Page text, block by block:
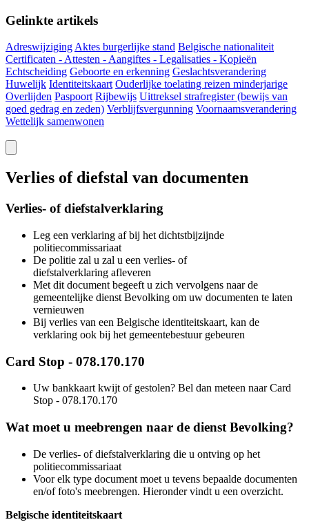
Gelinkte artikels
Adreswijziging Aktes burgerlijke stand Belgische nationaliteit
Certificaten - Attesten - Aangiftes - Legalisaties - Kopieën
Echtscheiding Geboorte en erkenning Geslachtsverandering
Huwelijk Identiteitskaart Ouderlijke toelating reizen minderjarige
Overlijden Paspoort Rijbewijs Uittreksel strafregister (bewijs van
goed gedrag en zeden) Verblijfsvergunning Voornaamsverandering
Wettelijk samenwonen
Verlies of diefstal van documenten
Verlies- of diefstalverklaring
Leg een verklaring af bij het dichtstbijzijnde
politiecommissariaat
De politie zal u zal u een verlies- of
diefstalverklaring afleveren
Met dit document begeeft u zich vervolgens naar de
gemeentelijke dienst Bevolking om uw documenten te laten
vernieuwen
Bij verlies van een Belgische identiteitskaart, kan de
verklaring ook bij het gemeentebestuur gebeuren
Card Stop - 078.170.170
Uw bankkaart kwijt of gestolen? Bel dan meteen naar Card
Stop - 078.170.170
Wat moet u meebrengen naar de dienst Bevolking?
De verlies- of diefstalverklaring die u ontving op het
politiecommissariaat
Voor elk type document moet u tevens bepaalde documenten
en/of foto's meebrengen. Hieronder vindt u een overzicht.
Belgische identiteitskaart